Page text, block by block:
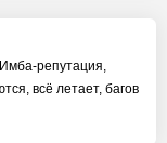
репутация,
всё летает, багов